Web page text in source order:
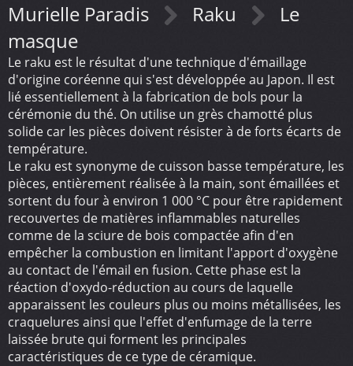
Murielle Paradis Raku
Le
masque
Le raku est le résultat d'une technique d'émaillage
d'origine coréenne qui s'est développée au Japon. Il est
lié essentiellement à la fabrication de bols pour la
cérémonie du thé. On utilise un grès chamotté plus
solide car les pièces doivent résister à de forts écarts de
température.
Le raku est synonyme de cuisson basse température, les
pièces, entièrement réalisée à la main, sont émaillées et
sortent du four à environ 1 000 °C pour être rapidement
recouvertes de matières inflammables naturelles
comme de la sciure de bois compactée afin d'en
empêcher la combustion en limitant l'apport d'oxygène
au contact de l'émail en fusion. Cette phase est la
réaction d'oxydo-réduction au cours de laquelle
apparaissent les couleurs plus ou moins métallisées, les
craquelures ainsi que l'effet d'enfumage de la terre
laissée brute qui forment les principales
caractéristiques de ce type de céramique.